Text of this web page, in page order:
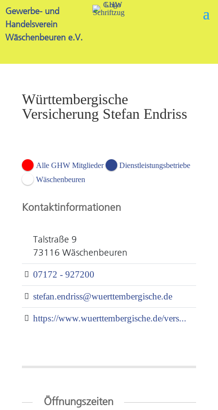
Gewerbe- und
Handelsverein
Wäschenbeuren e.V.
Württembergische
Versicherung Stefan Endriss
Alle GHW Mitglieder
Dienstleistungsbetriebe
Wäschenbeuren
Kontaktinformationen
Talstraße 9
73116 Wäschenbeuren
07172 - 927200
stefan.endriss@wuerttembergische.de
https://www.wuerttembergische.de/vers...
Öffnungszeiten